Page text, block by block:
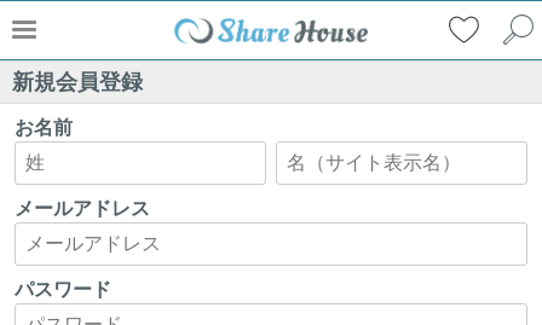
新規会員登録
お名前
メールアドレス
パスワード